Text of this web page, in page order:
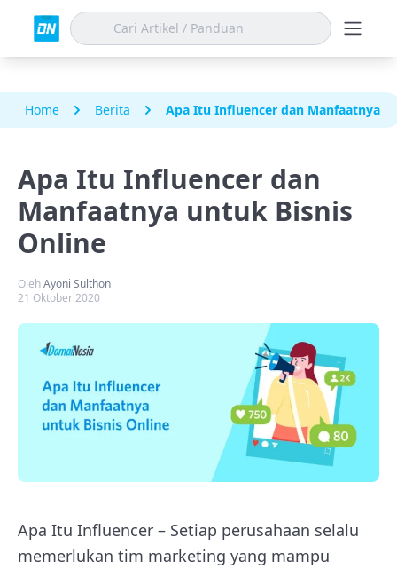
Home Berita Apa Itu Influencer dan Manfaatnya
Apa Itu Influencer dan
Manfaatnya untuk Bisnis
Online
OlehAyoni Sulthon
21 Oktober 2020
Apa Itu Influencer – Setiap perusahaan selalu
memerlukan tim marketing yang mampu